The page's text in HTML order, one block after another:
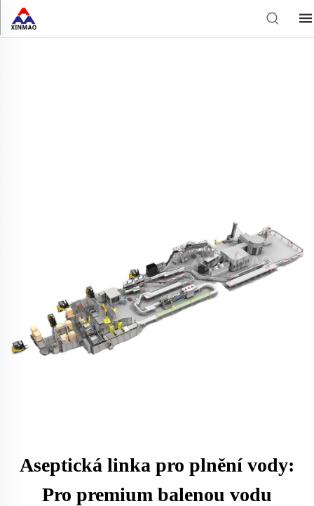
Aseptická linka pro plnění vody:
Pro premium balenou vodu